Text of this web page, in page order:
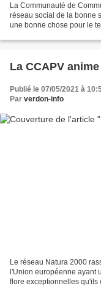
La Communauté de
réseau social de la bonne
une bonne chose pour le
La CCAPV
Publié le 07/05/2021 à
Par verdon-info
Le réseau Natura 2000
l'Union européenne ayant
flore exceptionnelles qu'ils